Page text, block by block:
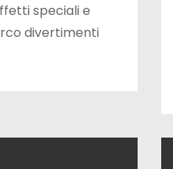
speciali e
divertimenti